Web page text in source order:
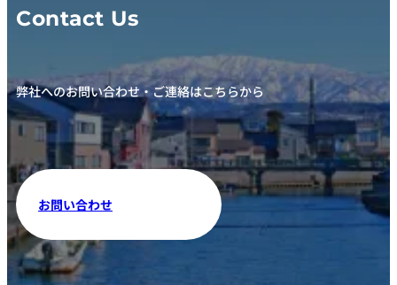
Contact Us
弊社へのお問い合わせ・ご連絡はこちらから
お問い合わせ